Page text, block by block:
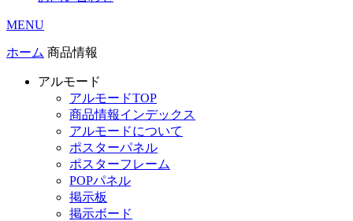
MENU
ホーム 商品情報
アルモード
アルモードTOP
商品情報インデックス
アルモードについて
ポスターパネル
ポスターフレーム
POPパネル
掲示板
掲示ボード